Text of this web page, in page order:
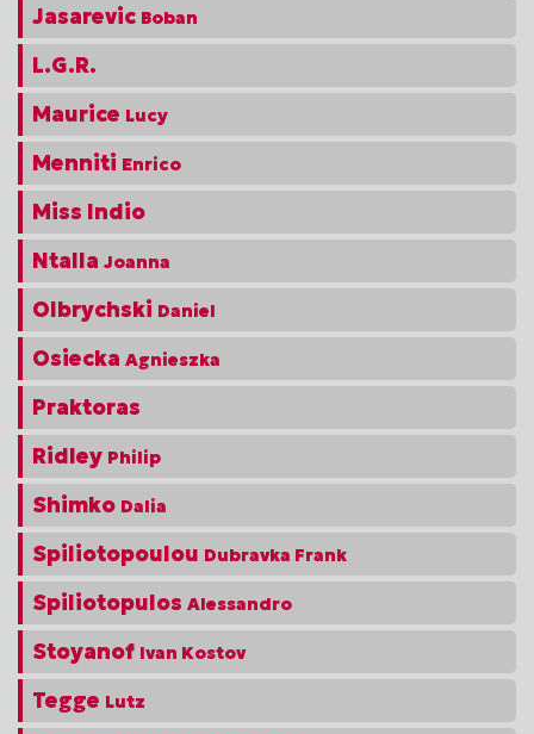
Jasarevic Boban
L.G.R.
Maurice Lucy
Menniti Enrico
Miss Indio
Ntalla Joanna
Olbrychski Daniel
Osiecka Agnieszka
Praktoras
Ridley Philip
Shimko Dalia
Spiliotopoulou Dubravka Frank
Spiliotopulos Alessandro
Stoyanof Ivan Kostov
Tegge Lutz